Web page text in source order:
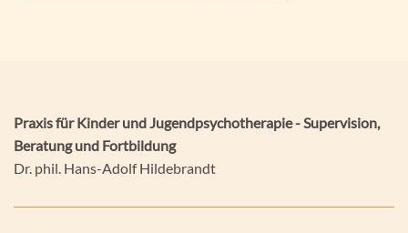
Praxis für Kinder und Jugendpsychotherapie - Supervision,
Beratung und Fortbildung
Dr. phil. Hans-Adolf Hildebrandt